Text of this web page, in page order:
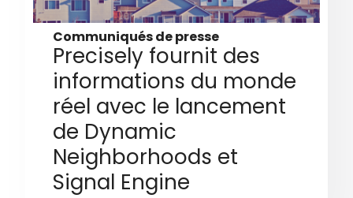
Communiqués de presse
Precisely fournit des
informations du monde
réel avec le lancement
de Dynamic
Neighborhoods et
Signal Engine